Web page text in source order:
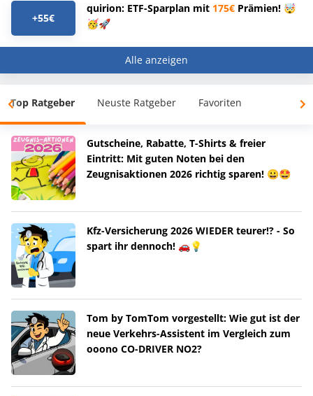
+55€
quirion: ETF-Sparplan mit 175€ Prämien! 🤯
🥳🚀
Alle anzeigen
Top Ratgeber Neuste Ratgeber Favoriten
Gutscheine, Rabatte, T-Shirts & freier
Eintritt: Mit guten Noten bei den
Zeugnisaktionen 2026 richtig sparen! 😀🤩
Kfz-Versicherung 2026 WIEDER teurer!? - So
spart ihr dennoch! 🚗💡
Tom by TomTom vorgestellt: Wie gut ist der
neue Verkehrs-Assistent im Vergleich zum
ooono CO-DRIVER NO2?